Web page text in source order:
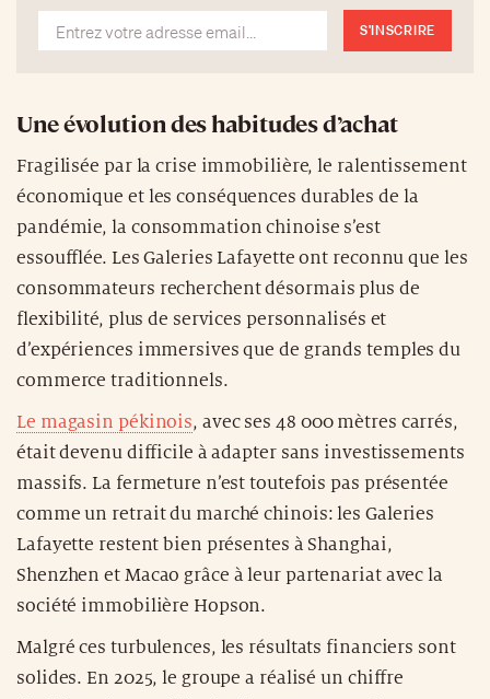
S'INSCRIRE
Une évolution des habitudes d’achat
Fragilisée par la crise immobilière, le ralentissement
économique et les conséquences durables de la
pandémie, la consommation chinoise s’est
essoufflée. Les Galeries Lafayette ont reconnu que les
consommateurs recherchent désormais plus de
flexibilité, plus de services personnalisés et
d’expériences immersives que de grands temples du
commerce traditionnels.
Le magasin pékinois, avec ses 48 000 mètres carrés,
était devenu difficile à adapter sans investissements
massifs. La fermeture n’est toutefois pas présentée
comme un retrait du marché chinois: les Galeries
Lafayette restent bien présentes à Shanghai,
Shenzhen et Macao grâce à leur partenariat avec la
société immobilière Hopson.
Malgré ces turbulences, les résultats financiers sont
solides. En 2025, le groupe a réalisé un chiffre